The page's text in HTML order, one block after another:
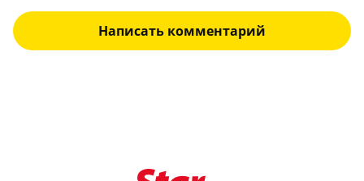
Написать комментарий